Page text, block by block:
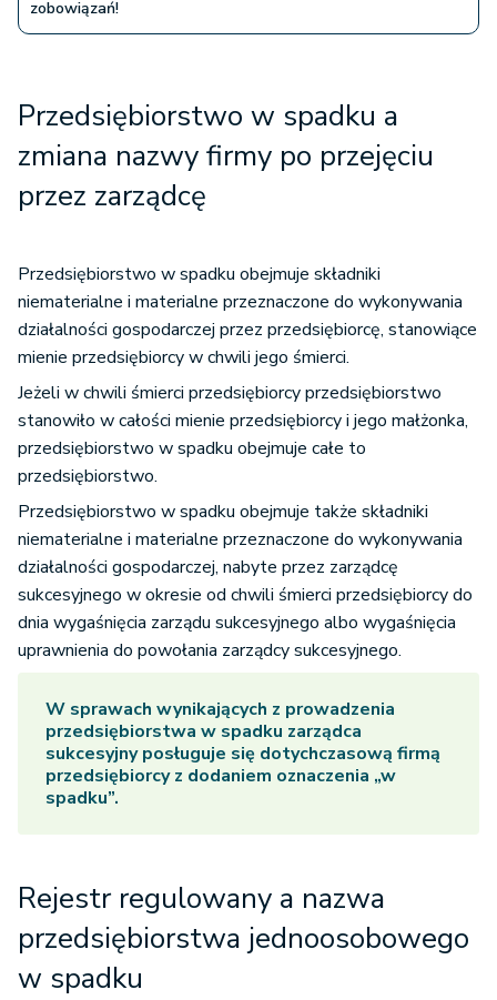
zobowiązań!
Przedsiębiorstwo w spadku a
zmiana nazwy firmy po przejęciu
przez zarządcę
Przedsiębiorstwo w spadku obejmuje składniki
niematerialne i materialne przeznaczone do wykonywania
działalności gospodarczej przez przedsiębiorcę, stanowiące
mienie przedsiębiorcy w chwili jego śmierci.
Jeżeli w chwili śmierci przedsiębiorcy przedsiębiorstwo
stanowiło w całości mienie przedsiębiorcy i jego małżonka,
przedsiębiorstwo w spadku obejmuje całe to
przedsiębiorstwo.
Przedsiębiorstwo w spadku obejmuje także składniki
niematerialne i materialne przeznaczone do wykonywania
działalności gospodarczej, nabyte przez zarządcę
sukcesyjnego w okresie od chwili śmierci przedsiębiorcy do
dnia wygaśnięcia zarządu sukcesyjnego albo wygaśnięcia
uprawnienia do powołania zarządcy sukcesyjnego.
W sprawach wynikających z prowadzenia
przedsiębiorstwa w spadku zarządca
sukcesyjny posługuje się dotychczasową firmą
przedsiębiorcy z dodaniem oznaczenia „w
spadku”.
Rejestr regulowany a nazwa
przedsiębiorstwa jednoosobowego
w spadku